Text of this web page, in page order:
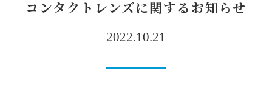
コンタクトレンズに関するお知らせ
2022.10.21